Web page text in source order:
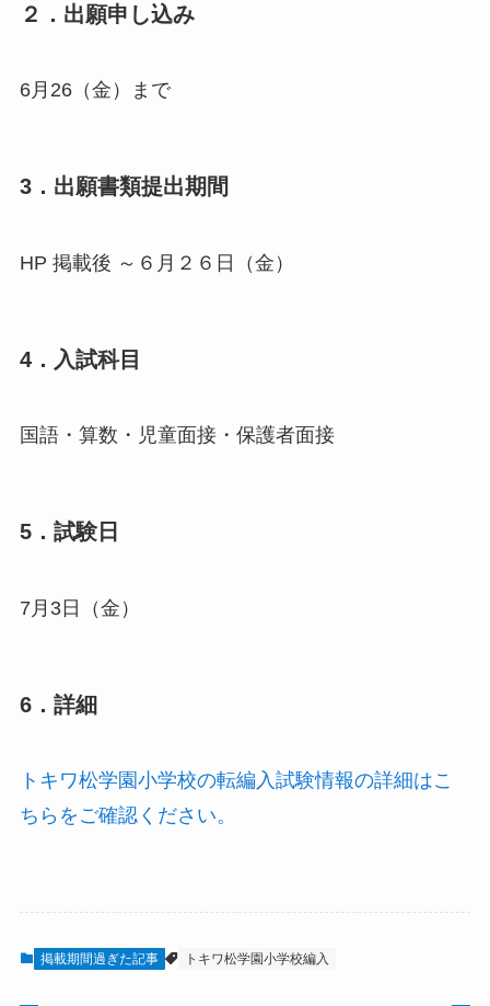
２．出願申し込み
6月26（金）まで
3．出願書類提出期間
HP 掲載後 ～６月２６日（金）
4．入試科目
国語・算数・児童面接・保護者面接
5．試験日
7月3日（金）
6．詳細
トキワ松学園小学校の転編入試験情報の詳細はこ
ちらをご確認ください。
掲載期間過ぎた記事 トキワ松学園小学校編入